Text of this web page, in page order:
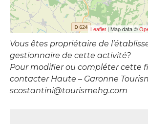
Leaflet | Map data ©
Vous êtes propriétaire de
gestionnaire de cette activité?
Pour modifier ou compléter cette
contacter Haute – Garonne
scostantini@tourismehg.com